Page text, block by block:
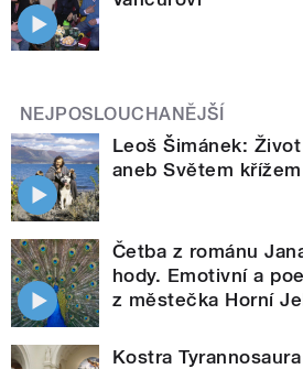
NEJPOSLOUCHANĚJŠÍ
Leoš Šimánek:
aneb Světem
Četba z románu
hody. Emotivní a
z městečka Horní
Kostra